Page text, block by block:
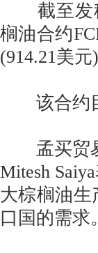
截至发稿
榈油合约
(914.21美元)
该合约目
孟买贸易
Mitesh
大棕榈油生
口国的需求。